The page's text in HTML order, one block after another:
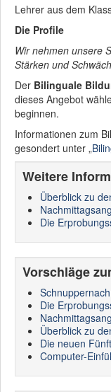
Lehrer aus dem
Die Profile
Wir nehmen unsere
Stärken und
Der Bilinguale
dieses Angebot
beginnen.
Informationen zum
gesondert unter „
Weitere
Überblick zu
Die
Vorschläge
Die
Überblick zu
Die neuen
Computer-